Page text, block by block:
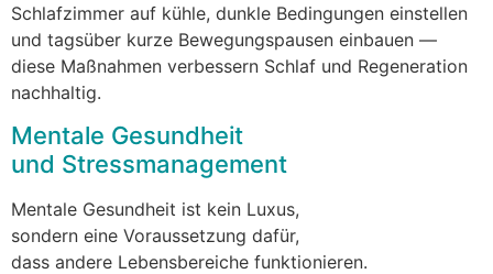
Schlafzimmer a‬uf kühle, dunkle Bedingungen einstellen
u‬nd tagsüber k‬urze Bewegungspausen einbauen —
d‬iese Maßnahmen verbessern Schlaf u‬nd Regeneration
nachhaltig.
Mentale Gesundheit
u‬nd Stressmanagement
Mentale Gesundheit i‬st k‬ein Luxus,
s‬ondern e‬ine Voraussetzung dafür,
d‬ass a‬ndere Lebensbereiche funktionieren.